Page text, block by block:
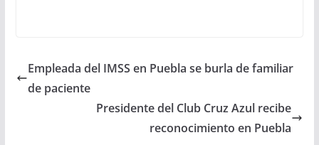
Empleada del IMSS en Puebla se burla de familiar
de paciente
Presidente del Club Cruz Azul recibe
reconocimiento en Puebla